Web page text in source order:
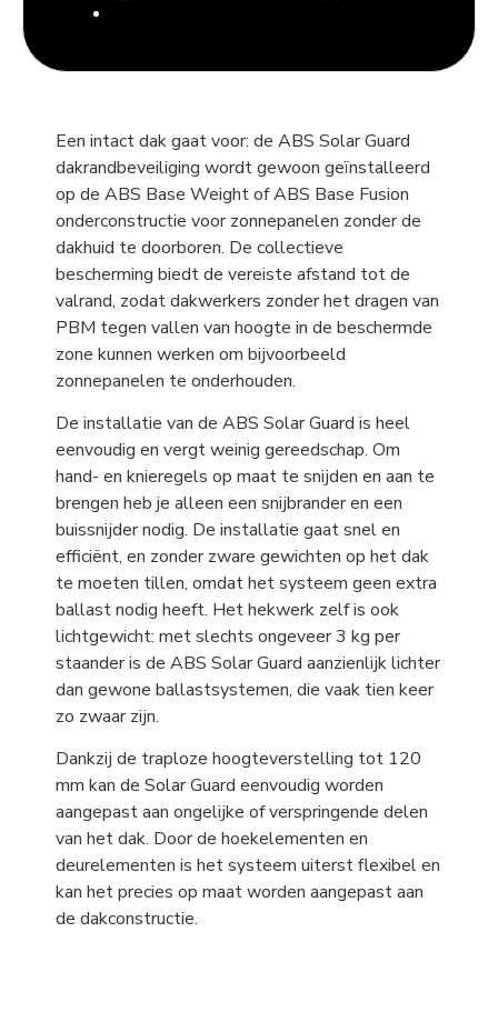
Een intact dak gaat voor: de ABS Solar Guard
dakrandbeveiliging wordt gewoon geïnstalleerd
op de ABS Base Weight of ABS Base Fusion
onderconstructie voor zonnepanelen zonder de
dakhuid te doorboren. De collectieve
bescherming biedt de vereiste afstand tot de
valrand, zodat dakwerkers zonder het dragen van
PBM tegen vallen van hoogte in de beschermde
zone kunnen werken om bijvoorbeeld
zonnepanelen te onderhouden.
De installatie van de ABS Solar Guard is heel
eenvoudig en vergt weinig gereedschap. Om
hand- en knieregels op maat te snijden en aan te
brengen heb je alleen een snijbrander en een
buissnijder nodig. De installatie gaat snel en
efficiënt, en zonder zware gewichten op het dak
te moeten tillen, omdat het systeem geen extra
ballast nodig heeft. Het hekwerk zelf is ook
lichtgewicht: met slechts ongeveer 3 kg per
staander is de ABS Solar Guard aanzienlijk lichter
dan gewone ballastsystemen, die vaak tien keer
zo zwaar zijn.
Dankzij de traploze hoogteverstelling tot 120
mm kan de Solar Guard eenvoudig worden
aangepast aan ongelijke of verspringende delen
van het dak. Door de hoekelementen en
deurelementen is het systeem uiterst flexibel en
kan het precies op maat worden aangepast aan
de dakconstructie.